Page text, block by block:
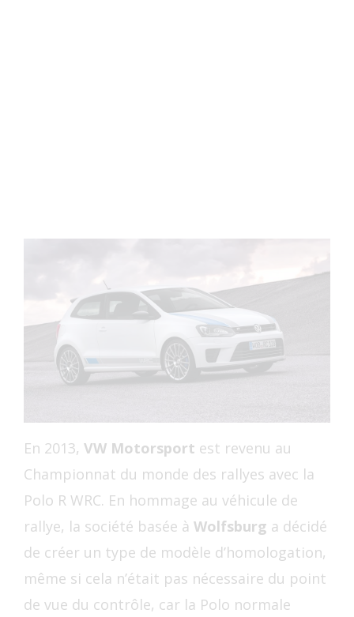
En 2013, VW Motorsport est revenu au
Championnat du monde des rallyes avec la
Polo R WRC. En hommage au véhicule de
rallye, la société basée à Wolfsburg a décidé
de créer un type de modèle d’homologation,
même si cela n’était pas nécessaire du point
de vue du contrôle, car la Polo normale